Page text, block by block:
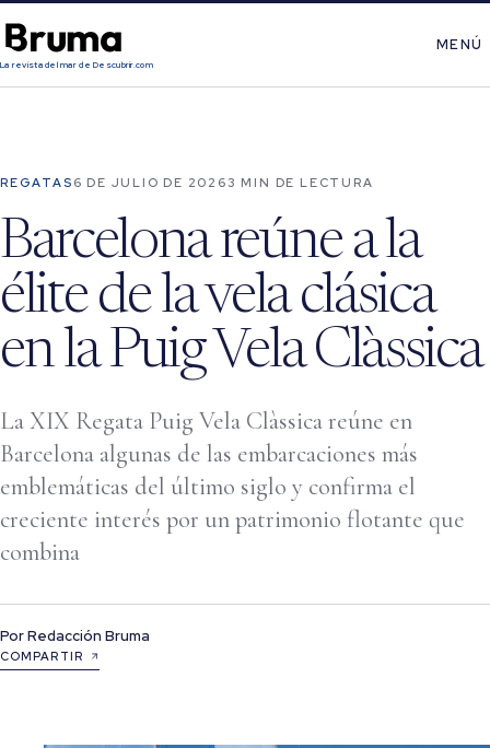
La revista del mar de Descubrir.com
MENÚ
REGATAS 6 DE JULIO DE 20263 MIN DE LECTURA
Barcelona reúne a la
élite de la vela clásica
en la Puig Vela Clàssica
La XIX Regata Puig Vela Clàssica reúne en
Barcelona algunas de las embarcaciones más
emblemáticas del último siglo y confirma el
creciente interés por un patrimonio flotante que
combina
PorRedacción Bruma
COMPARTIR